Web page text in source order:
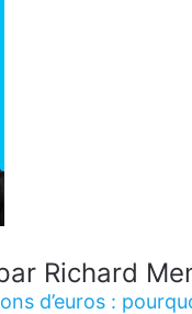
Richard
d’euros :